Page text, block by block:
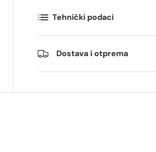
Tehnički podaci
Dostava i otprema